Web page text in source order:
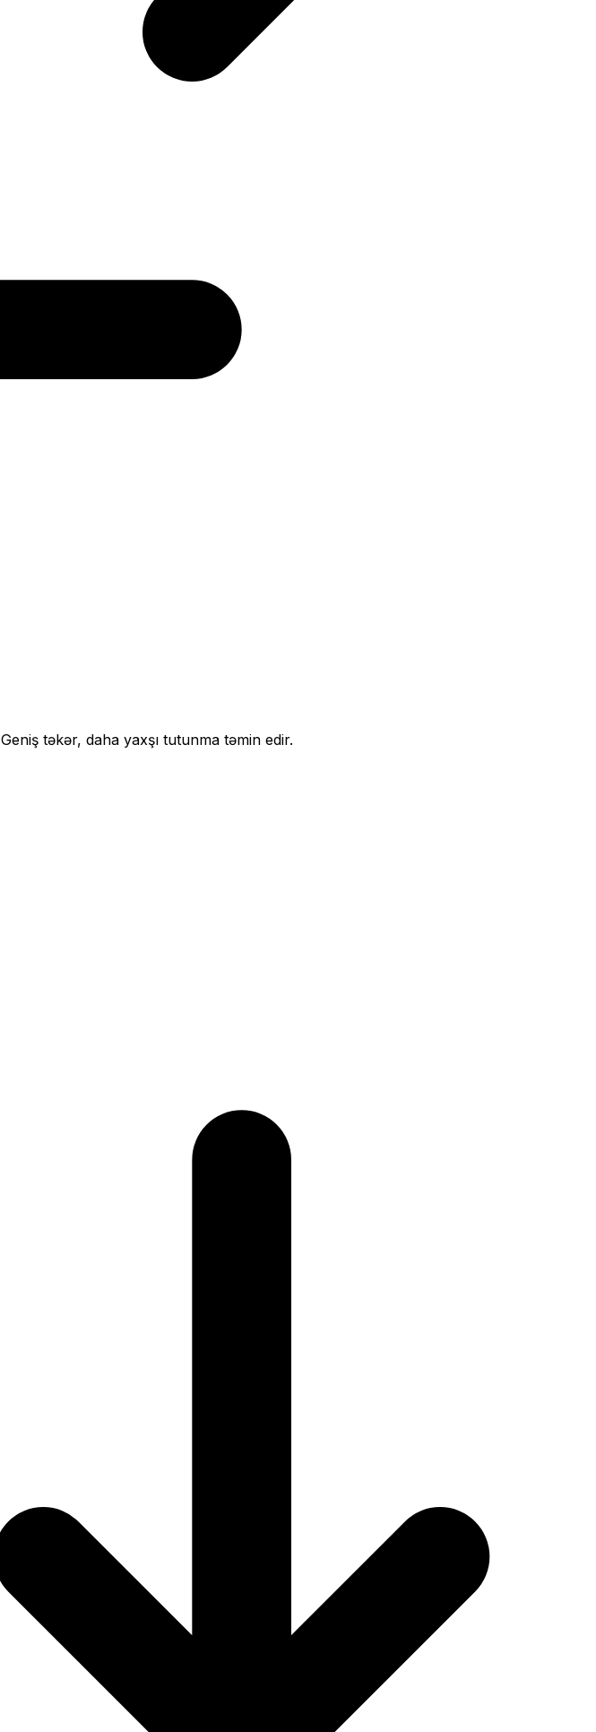
Geniş təkər, daha yaxşı tutunma təmin edir.